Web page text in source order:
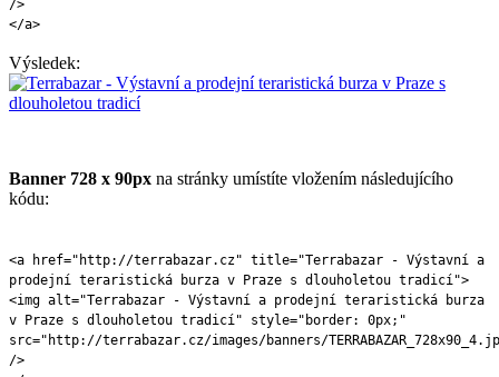
/>
</a>
Výsledek:
Banner 728 x 90px na stránky umístíte vložením následujícího
kódu:
<a href="http://terrabazar.cz" title="Terrabazar - Výstavní a
prodejní teraristická burza v Praze s dlouholetou tradicí">
<img alt="Terrabazar - Výstavní a prodejní teraristická burza
v Praze s dlouholetou tradicí" style="border: 0px;"
src="http://terrabazar.cz/images/banners/
/>